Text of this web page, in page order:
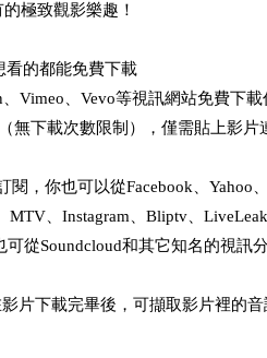
極致觀影樂趣！
看的都能免費下載
Vimeo、Vevo等視訊網站免費下
無下載次數限制），僅需貼上影片
，你也可以從Facebook、Yahoo
MTV、Instagram、Bliptv、
從Soundcloud和其它知名的視訊
片下載完畢後，可擷取影片裡的